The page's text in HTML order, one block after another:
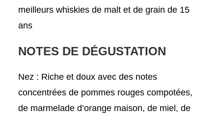
meilleurs whiskies de malt et de grain de 15
ans
NOTES DE DÉGUSTATION
Nez : Riche et doux avec des notes
concentrées de pommes rouges compotées,
de marmelade d’orange maison, de miel, de